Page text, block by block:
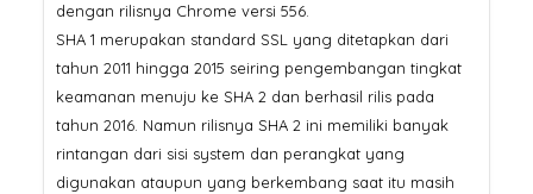
dengan rilisnya Chrome versi 556.
SHA 1 merupakan standard SSL yang ditetapkan dari
tahun 2011 hingga 2015 seiring pengembangan tingkat
keamanan menuju ke SHA 2 dan berhasil rilis pada
tahun 2016. Namun rilisnya SHA 2 ini memiliki banyak
rintangan dari sisi system dan perangkat yang
digunakan ataupun yang berkembang saat itu masih